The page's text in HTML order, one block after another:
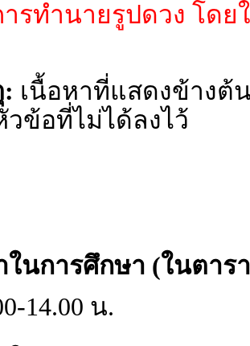
ารทำนายรูปดวง โด
เนื้อหาที่แสดงข้างต้
ข้อที่ไม่ได้ลงไว้
ในการศึกษา (ในตาร
14.00 น.